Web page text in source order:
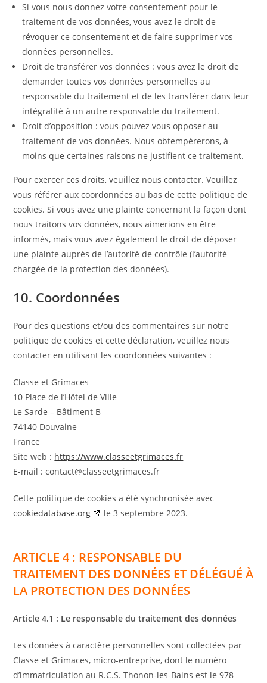
Si vous nous donnez votre consentement pour le
traitement de vos données, vous avez le droit de
révoquer ce consentement et de faire supprimer vos
données personnelles.
Droit de transférer vos données : vous avez le droit de
demander toutes vos données personnelles au
responsable du traitement et de les transférer dans leur
intégralité à un autre responsable du traitement.
Droit d’opposition : vous pouvez vous opposer au
traitement de vos données. Nous obtempérerons, à
moins que certaines raisons ne justifient ce traitement.
Pour exercer ces droits, veuillez nous contacter. Veuillez
vous référer aux coordonnées au bas de cette politique de
cookies. Si vous avez une plainte concernant la façon dont
nous traitons vos données, nous aimerions en être
informés, mais vous avez également le droit de déposer
une plainte auprès de l’autorité de contrôle (l’autorité
chargée de la protection des données).
10. Coordonnées
Pour des questions et/ou des commentaires sur notre
politique de cookies et cette déclaration, veuillez nous
contacter en utilisant les coordonnées suivantes :
Classe et Grimaces
10 Place de l’Hôtel de Ville
Le Sarde – Bâtiment B
74140 Douvaine
France
Site web : https://www.classeetgrimaces.fr
E-mail :contact@classeetgrimaces.fr
Cette politique de cookies a été synchronisée avec
cookiedatabase.org
le 3 septembre 2023.
ARTICLE 4 : RESPONSABLE DU
TRAITEMENT DES DONNÉES ET DÉLÉGUÉ À
LA PROTECTION DES DONNÉES
Article 4.1 : Le responsable du traitement des données
Les données à caractère personnelles sont collectées par
Classe et Grimaces, micro-entreprise, dont le numéro
d’immatriculation au R.C.S. Thonon-les-Bains est le 978